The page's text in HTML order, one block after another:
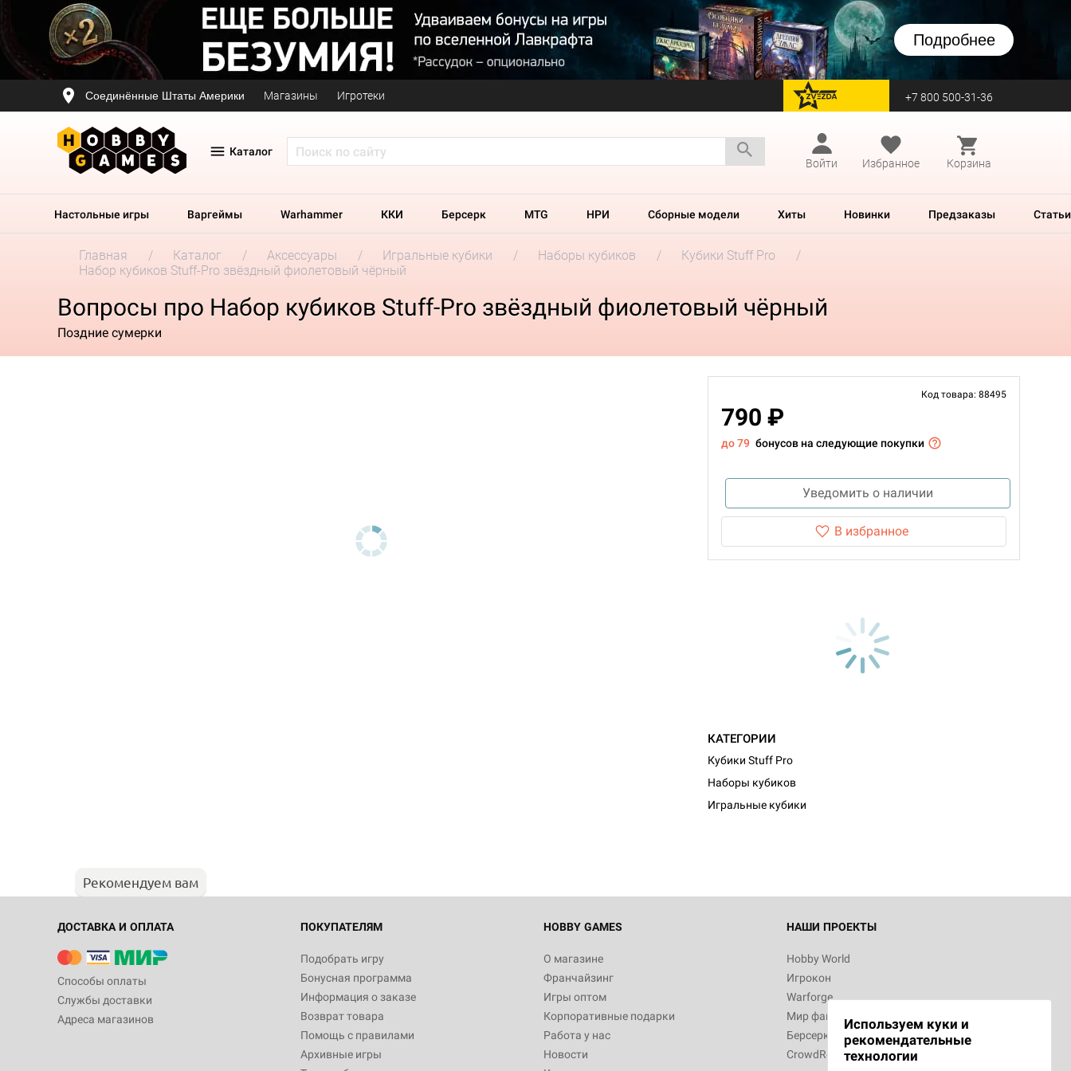
Подробнее
Соединённые Штаты Америки Магазины Игротеки перейти на Zvezda +7 800 500-31-36
Каталог
Войти
Избранное Корзина
Настольные игры Варгеймы Warhammer ККИ Берсерк MTG НРИ Сборные модели Хиты Новинки Предзаказы Статьи
Главная Каталог Аксессуары Игральные кубики Наборы кубиков
Кубики Stuff Pro
Набор кубиков Stuff-Pro звёздный фиолетовый чёрный
Вопросы про Набор кубиков Stuff-Pro звёздный фиолетовый чёрный
Поздние сумерки
Код товара: 88495
790 ₽
до 79 бонусов на следующие покупки
Уведомить о наличии
В избранное
КАТЕГОРИИ
Кубики Stuff Pro
Наборы кубиков
Игральные кубики
Рекомендуем вам
ДОСТАВКА И ОПЛАТА
Способы оплаты
Службы доставки
Адреса магазинов
ПОКУПАТЕЛЯМ
Подобрать игру
Бонусная программа
Информация о заказе
Возврат товара
Помощь с правилами
Архивные игры
HOBBY GAMES
О магазине
Франчайзинг
Игры оптом
Корпоративные подарки
Работа у нас
Новости
НАШИ ПРОЕКТЫ
Hobby World
Игрокон
Warforge
Мир фантастики
Берсерк
CrowdRepublic
Используем куки и
рекомендательные
технологии